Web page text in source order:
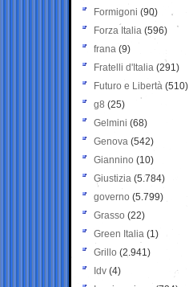
Formigoni (90)
Forza Italia (596)
frana (9)
Fratelli d'Italia (291)
Futuro e Libertà (510)
g8 (25)
Gelmini (68)
Genova (542)
Giannino (10)
Giustizia (5.784)
governo (5.799)
Grasso (22)
Green Italia (1)
Grillo (2.941)
Idv (4)